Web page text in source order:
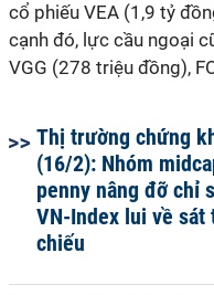
cổ phiếu VEA (1,9 tỷ
cạnh đó, lực cầu ngoại
VGG (278 triệu đồng),
Thị trường chứng
(16/2): Nhóm
penny nâng đỡ chỉ
VN-Index lui về sát
chiếu